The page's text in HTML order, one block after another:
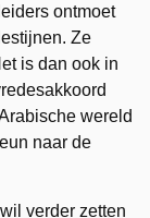
ontmoet
Ze
is dan ook in
wereld
naar de
verder zetten